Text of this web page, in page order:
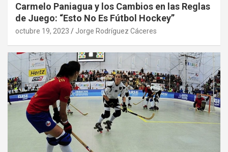
Carmelo Paniagua y los Cambios en las Reglas
de Juego: “Esto No Es Fútbol Hockey”
octubre 19, 2023 Jorge Rodríguez Cáceres